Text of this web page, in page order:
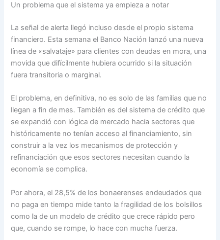
Un problema que el sistema ya empieza a notar
La señal de alerta llegó incluso desde el propio sistema
financiero. Esta semana el Banco Nación lanzó una nueva
línea de «salvataje» para clientes con deudas en mora, una
movida que difícilmente hubiera ocurrido si la situación
fuera transitoria o marginal.
El problema, en definitiva, no es solo de las familias que no
llegan a fin de mes. También es del sistema de crédito que
se expandió con lógica de mercado hacia sectores que
históricamente no tenían acceso al financiamiento, sin
construir a la vez los mecanismos de protección y
refinanciación que esos sectores necesitan cuando la
economía se complica.
Por ahora, el 28,5% de los bonaerenses endeudados que
no paga en tiempo mide tanto la fragilidad de los bolsillos
como la de un modelo de crédito que crece rápido pero
que, cuando se rompe, lo hace con mucha fuerza.